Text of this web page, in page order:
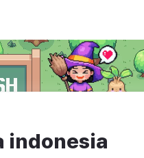
indonesia